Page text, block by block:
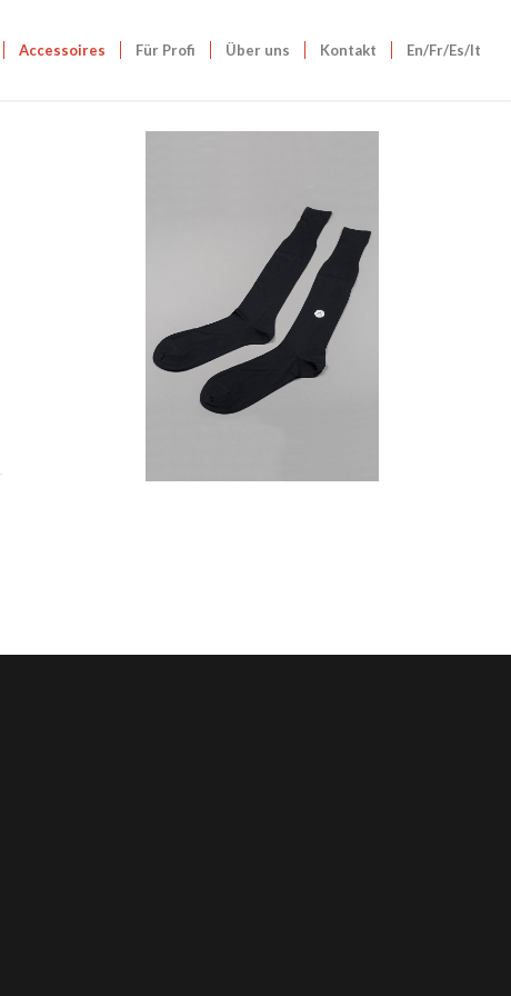
Accessoires Für Profi Über uns Kontakt En/Fr/Es/It